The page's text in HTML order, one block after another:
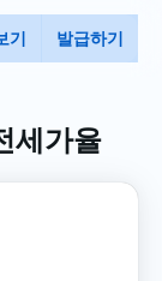
기 발급하기
세가율